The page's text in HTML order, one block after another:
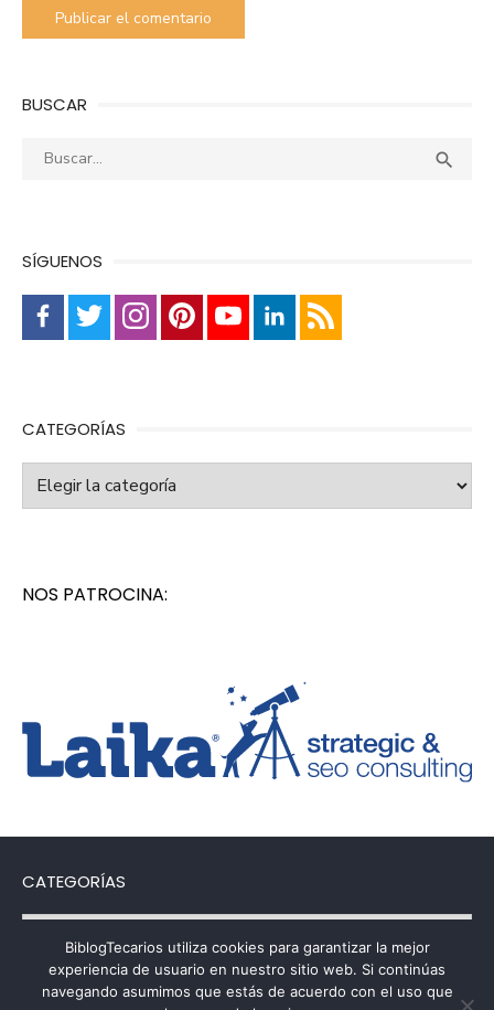
BUSCAR
Buscar: 
SÍGUENOS
CATEGORÍAS
Categorías
NOS PATROCINA:
CATEGORÍAS
Categorías
BiblogTecarios utiliza cookies para garantizar la mejor
experiencia de usuario en nuestro sitio web. Si continúas
navegando asumimos que estás de acuerdo con el uso que